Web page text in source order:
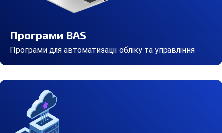
Програми BAS
Програми для автоматизації обліку та управління